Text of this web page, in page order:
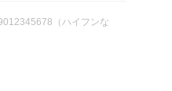
（ハイフンな